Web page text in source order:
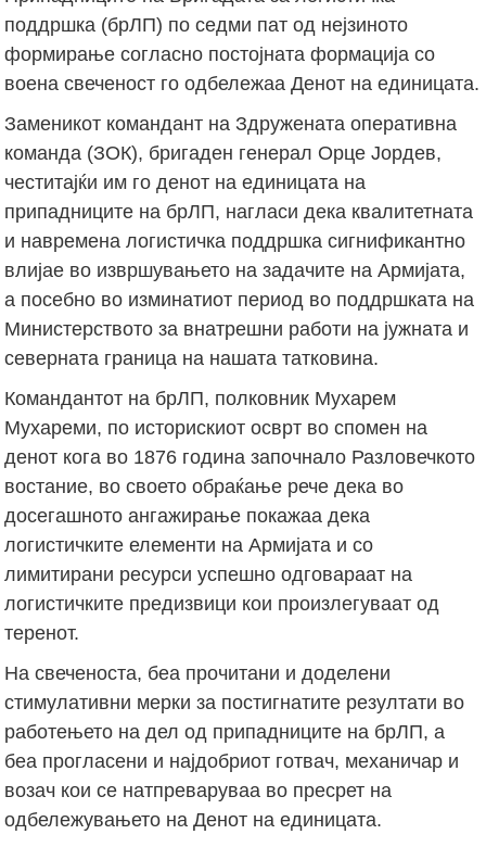
поддршка (брЛП) по седми пат од нејзиното
формирање согласно постојната формација со
воена свеченост го одбележаа Денот на единицата.
Заменикот командант на Здружената оперативна
команда (ЗОК), бригаден генерал Орце Јордев,
честитајќи им го денот на единицата на
припадниците на брЛП, нагласи дека квалитетната
и навремена логистичка поддршка сигнификантно
влијае во извршувањето на задачите на Армијата,
а посебно во изминатиот период во поддршката на
Министерството за внатрешни работи на јужната и
северната граница на нашата татковина.
Командантот на брЛП, полковник Мухарем
Мухареми, по историскиот осврт во спомен на
денот кога во 1876 година започнало Разловечкото
востание, во своето обраќање рече дека во
досегашното ангажирање покажаа дека
логистичките елементи на Армијата и со
лимитирани ресурси успешно одговараат на
логистичките предизвици кои произлегуваат од
теренот.
На свеченоста, беа прочитани и доделени
стимулативни мерки за постигнатите резултати во
работењето на дел од припадниците на брЛП, а
беа прогласени и најдобриот готвач, механичар и
возач кои се натпреваруваа во пресрет на
одбележувањето на Денот на единицата.